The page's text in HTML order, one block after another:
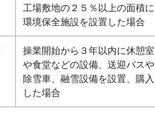
工場敷地の２５％以上の面積に
環境保全施設を設置した場合
操業開始から３年以内に休憩室
や食堂などの設備、送迎バスや
除雪車、融雪設備を設置、購入
した場合